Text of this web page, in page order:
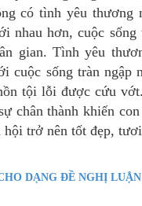
có tình yêu
nhau hơn, cuộc
gian. Tình yêu
cuộc sống tràn
tội lỗi được cứu
chân thành khiến
trở nên tốt đẹp,
DẠNG ĐỀ NGHỊ